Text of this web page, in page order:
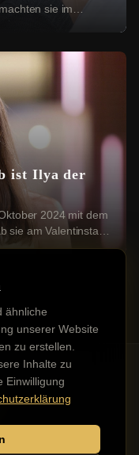
ähnliche
unserer Website
zu erstellen.
Inhalte zu
Einwilligung
sie im
ist Ilya der
2024 mit dem
sie am Valentinstag